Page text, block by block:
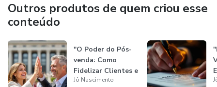
Outros produtos de quem criou esse
conteúdo
"O Poder do Pós-
venda: Como
Fidelizar Clientes e
Gerar Novos...
Jô Nascimento